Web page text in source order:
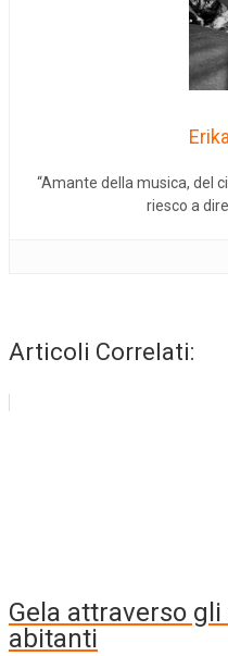
“Amante della musica, del
riesco a
Articoli Correlati:
Gela attraverso
abitanti